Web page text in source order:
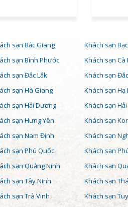
sạn Bắc Giang Khách sạn
sạn Bình Phước Khách sạn Cà
sạn Đắc Lắk Khách sạn
sạn Hà Giang Khách sạn Hạ
sạn Hải Dương Khách sạn
sạn Hưng Yên Khách sạn
sạn Nam Định Khách sạn
sạn Phú Quốc Khách sạn
sạn Quảng Ninh Khách sạn
sạn Tây Ninh Khách sạn
sạn Trà Vinh Khách sạn